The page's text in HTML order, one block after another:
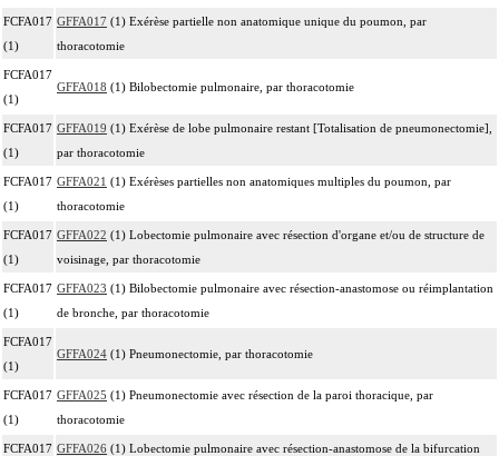
FCFA017
(1)
GFFA017 (1) Exérèse partielle non anatomique unique du poumon, par
thoracotomie
FCFA017
(1)
GFFA018 (1) Bilobectomie pulmonaire, par thoracotomie
FCFA017
(1)
GFFA019 (1) Exérèse de lobe pulmonaire restant [Totalisation de pneumonectomie],
par thoracotomie
FCFA017
(1)
GFFA021 (1) Exérèses partielles non anatomiques multiples du poumon, par
thoracotomie
FCFA017
(1)
GFFA022 (1) Lobectomie pulmonaire avec résection d'organe et/ou de structure de
voisinage, par thoracotomie
FCFA017
(1)
GFFA023 (1) Bilobectomie pulmonaire avec résection-anastomose ou réimplantation
de bronche, par thoracotomie
FCFA017
(1)
GFFA024 (1) Pneumonectomie, par thoracotomie
FCFA017
(1)
GFFA025 (1) Pneumonectomie avec résection de la paroi thoracique, par
thoracotomie
FCFA017 GFFA026 (1) Lobectomie pulmonaire avec résection-anastomose de la bifurcation